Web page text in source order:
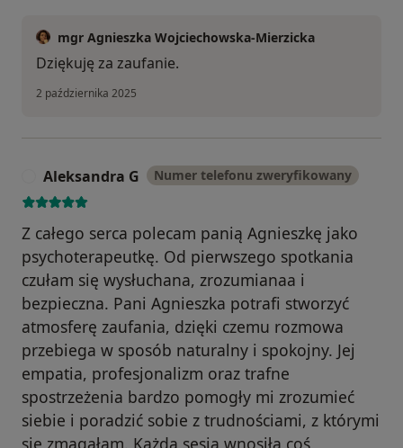
mgr Agnieszka Wojciechowska-Mierzicka
Dziękuję za zaufanie.
2 października 2025
Aleksandra G Numer telefonu zweryfikowany
Z całego serca polecam panią Agnieszkę jako
psychoterapeutkę. Od pierwszego spotkania
czułam się wysłuchana, zrozumianaa i
bezpieczna. Pani Agnieszka potrafi stworzyć
atmosferę zaufania, dzięki czemu rozmowa
przebiega w sposób naturalny i spokojny. Jej
empatia, profesjonalizm oraz trafne
spostrzeżenia bardzo pomogły mi zrozumieć
siebie i poradzić sobie z trudnościami, z którymi
się zmagałam. Każda sesja wnosiła coś